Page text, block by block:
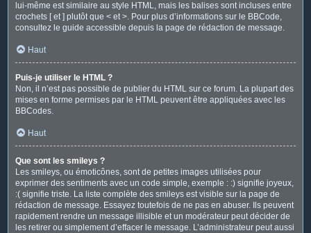
lui-même est similaire au style HTML, mais les balises sont incluses entre
crochets [ et ] plutôt que < et >. Pour plus d’informations sur le BBCode,
consultez le guide accessible depuis la page de rédaction de message.
Haut
Puis-je utiliser le HTML ?
Non, il n’est pas possible de publier du HTML sur ce forum. La plupart des
mises en forme permises par le HTML peuvent être appliquées avec les
BBCodes.
Haut
Que sont les smileys ?
Les smileys, ou émoticônes, sont de petites images utilisées pour
exprimer des sentiments avec un code simple, exemple : :) signifie joyeux,
:( signifie triste. La liste complète des smileys est visible sur la page de
rédaction de message. Essayez toutefois de ne pas en abuser. Ils peuvent
rapidement rendre un message illisible et un modérateur peut décider de
les retirer ou simplement d’effacer le message. L’administrateur peut aussi